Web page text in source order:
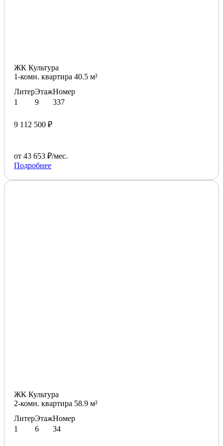
ЖК Культура
1-комн. квартира 40.5 м²
Литер
1
Этаж
9
Номер
337
9 112 500 ₽
от 43 653 ₽/мес.
Подробнее
ЖК Культура
2-комн. квартира 58.9 м²
Литер
1
Этаж
6
Номер
34